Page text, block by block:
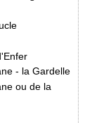
- la Gardelle
ou de la